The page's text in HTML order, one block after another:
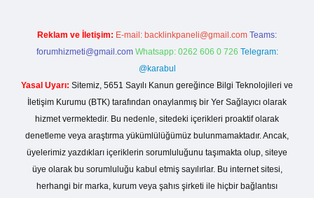
Reklam ve İletişim: E-mail: backlinkpaneli@gmail.com Teams:
forumhizmeti@gmail.com Whatsapp: 0262 606 0 726 Telegram:
@karabul
Yasal Uyarı: Sitemiz, 5651 Sayılı Kanun gereğince Bilgi Teknolojileri ve
İletişim Kurumu (BTK) tarafından onaylanmış bir Yer Sağlayıcı olarak
hizmet vermektedir. Bu nedenle, sitedeki içerikleri proaktif olarak
denetleme veya araştırma yükümlülüğümüz bulunmamaktadır. Ancak,
üyelerimiz yazdıkları içeriklerin sorumluluğunu taşımakta olup, siteye
üye olarak bu sorumluluğu kabul etmiş sayılırlar. Bu internet sitesi,
herhangi bir marka, kurum veya şahıs şirketi ile hiçbir bağlantısı